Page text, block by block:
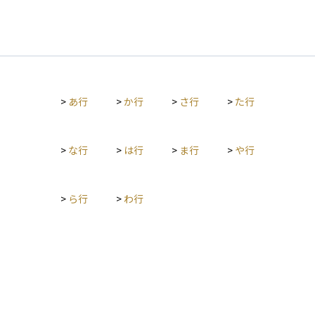
> あ行 >か行 > さ行 > た行
> な行 > は行 > ま行 > や行
> ら行 > わ行